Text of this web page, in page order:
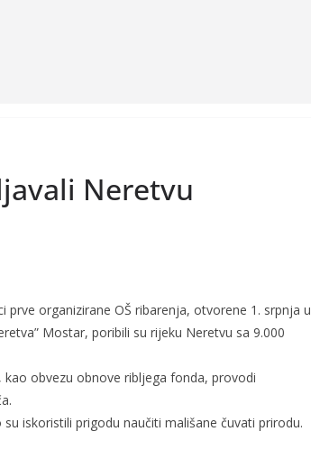
Neretvu
prve organizirane OŠ ribarenja, otvorene 1. srpnja u
Mostar, poribili su rijeku Neretvu sa 9.000
obvezu obnove ribljega fonda, provodi
iskoristili prigodu naučiti mališane čuvati prirodu.